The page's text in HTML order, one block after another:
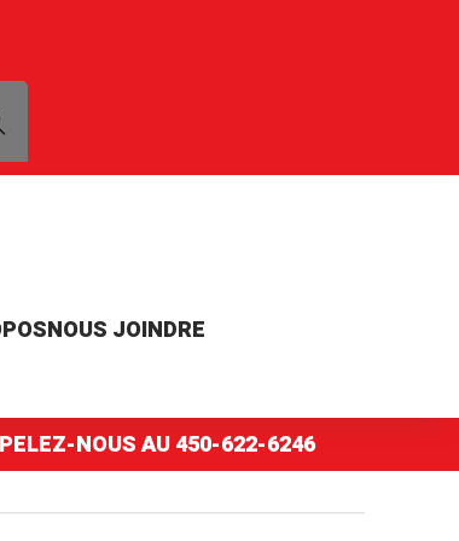
ou numéro de pièce
NOUS JOINDRE
NOUS AU450-622-6246